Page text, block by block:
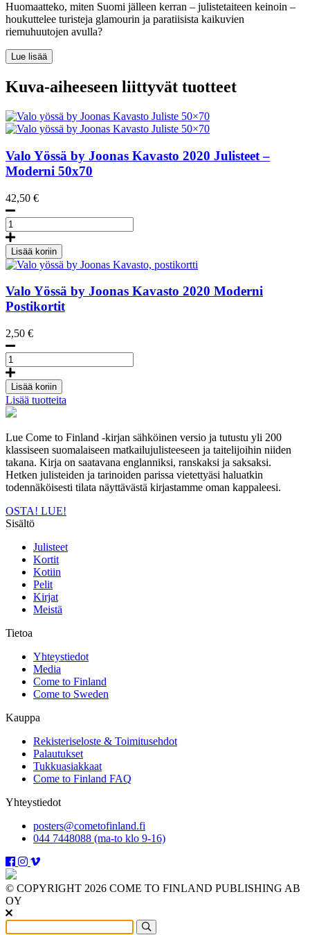
Huomaatteko, miten Suomi jälleen kerran – julistetaiteen keinoin –
houkuttelee turisteja glamourin ja paratiisista kaikuvien
riemuhuutojen avulla?
Lue lisää
Kuva-aiheeseen liittyvät tuotteet
Valo Yössä by Joonas Kavasto 2020 Julisteet –
Moderni 50x70
42,50 €
Valo
yössä
by
Joonas
Kavasto
Juliste
50x70
määrä
Lisää koriin
Valo Yössä by Joonas Kavasto 2020 Moderni
Postikortit
2,50 €
Valo
yössä
by
Joonas
Kavasto,
postikortti
määrä
Lisää koriin
Lisää tuotteita
Lue Come to Finland -kirjan sähköinen versio ja tutustu yli 200
klassiseen suomalaiseen matkailujulisteeseen ja taitelijoihin niiden
takana. Kirja on saatavana englanniksi, ranskaksi ja saksaksi.
Hetken julisteiden ja tarinoiden parissa vietettyäsi haluatkin
todennäköisesti tilata näyttävästä kirjastamme oman kappaleesi.
OSTA! LUE!
Sisältö
Julisteet
Kortit
Kotiin
Pelit
Kirjat
Meistä
Tietoa
Yhteystiedot
Media
Come to Finland
Come to Sweden
Kauppa
Rekisteriseloste & Toimitusehdot
Palautukset
Tukkuasiakkaat
Come to Finland FAQ
Yhteystiedot
posters@cometofinland.fi
044 7448088 (ma-to klo 9-16)
© COPYRIGHT 2026 COME TO FINLAND PUBLISHING AB
OY